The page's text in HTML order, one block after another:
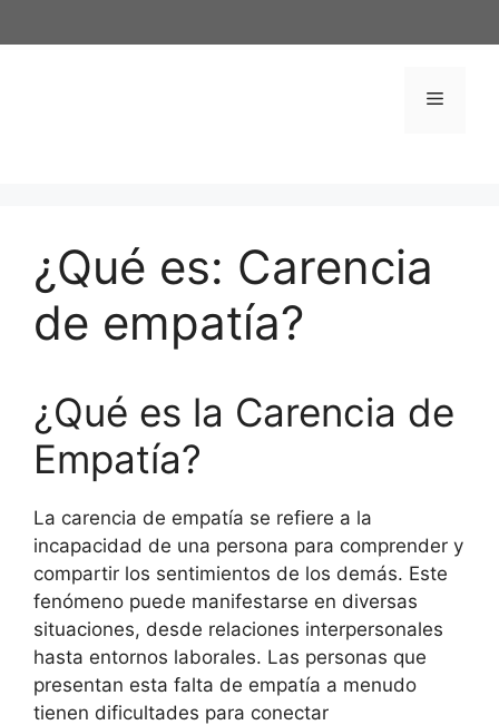
al
Menú
¿Qué es: Carencia
de empatía?
¿Qué es la Carencia de
Empatía?
La carencia de empatía se refiere a la
incapacidad de una persona para comprender y
compartir los sentimientos de los demás. Este
fenómeno puede manifestarse en diversas
situaciones, desde relaciones interpersonales
hasta entornos laborales. Las personas que
presentan esta falta de empatía a menudo
tienen dificultades para conectar